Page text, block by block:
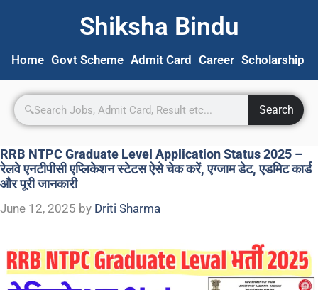
Shiksha Bindu
Home Govt Scheme Admit Card Career Scholarship
Search
RRB NTPC Graduate Level Application Status 2025 –
रेलवे एनटीपीसी एप्लिकेशन स्टेटस ऐसे चेक करें, एग्जाम डेट, एडमिट कार्ड
और पूरी जानकारी
June 12, 2025 by Driti Sharma